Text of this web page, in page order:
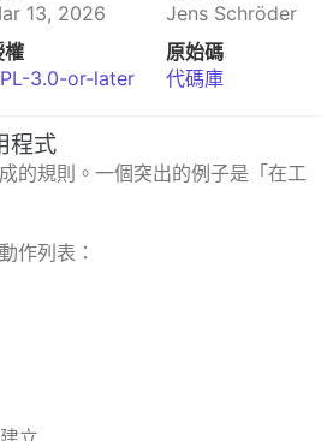
13, 2026
Jens Schröder
權
3.0-or-later
原始碼
代碼庫
程式
的規則。一個突出的例子是「在工
作列表：